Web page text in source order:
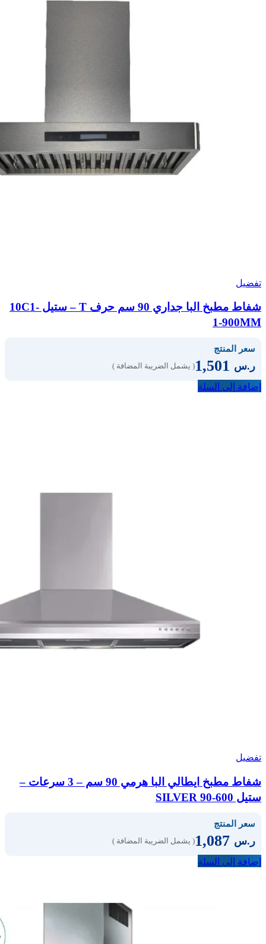
تفضيل
شفاط مطبخ البا جداري 90 سم حرف T – ستيل 10C1-
1-900MM
سعر المنتج
ر.س ( يشمل الضريبة المضافة )
إضافة إلى السلة
تفضيل
شفاط مطبخ ايطالي البا هرمي 90 سم – 3 سرعات –
ستيل SILVER 90-600
سعر المنتج
ر.س ( يشمل الضريبة المضافة )
إضافة إلى السلة